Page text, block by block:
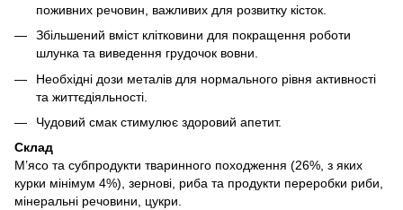
поживних речовин, важливих для розвитку кісток.
Збільшений вміст клітковини для покращення роботи
шлунка та виведення грудочок вовни.
Необхідні дози металів для нормального рівня активності
та життєдіяльності.
Чудовий смак стимулює здоровий апетит.
Склад
М’ясо та субпродукти тваринного походження (26%, з яких
курки мінімум 4%), зернові, риба та продукти переробки риби,
мінеральні речовини, цукри.